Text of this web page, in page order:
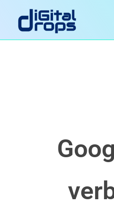
Zum
Inhalt